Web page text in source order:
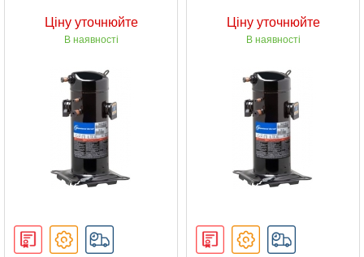
Ціну уточнюйте
В наявності
Ціну уточнюйте
В наявності